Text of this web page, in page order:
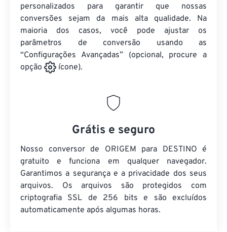
personalizados para garantir que nossas
conversões sejam da mais alta qualidade. Na
maioria dos casos, você pode ajustar os
parâmetros de conversão usando as
“Configurações Avançadas” (opcional, procure a
opção
ícone).
Grátis e seguro
Nosso conversor de ORIGEM para DESTINO é
gratuito e funciona em qualquer navegador.
Garantimos a segurança e a privacidade dos seus
arquivos. Os arquivos são protegidos com
criptografia SSL de 256 bits e são excluídos
automaticamente após algumas horas.